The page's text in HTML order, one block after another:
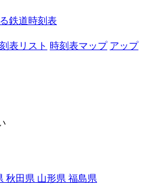
鉄道時刻表
表リスト 時刻表マップ アップ
秋田県 山形県 福島県